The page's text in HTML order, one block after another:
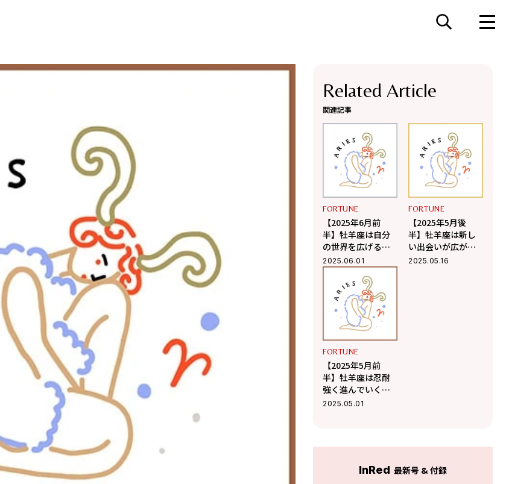
Related Article
関連記事
FORTUNE
【2025年6月前
半】牡羊座は自分
の世界を広げるチ
ャンスの時【Love
Me Doのポジティ
ブ星占い】
2025.06.01
FORTUNE
【2025年5月後
半】牡羊座は新し
い出会いが広がり
心が弾む【Love
2025.05.16
FORTUNE
【2025年5月前
半】牡羊座は忍耐
強く進んでいくこ
とが成功の鍵に
2025.05.01
InRed 最新号 & 付録